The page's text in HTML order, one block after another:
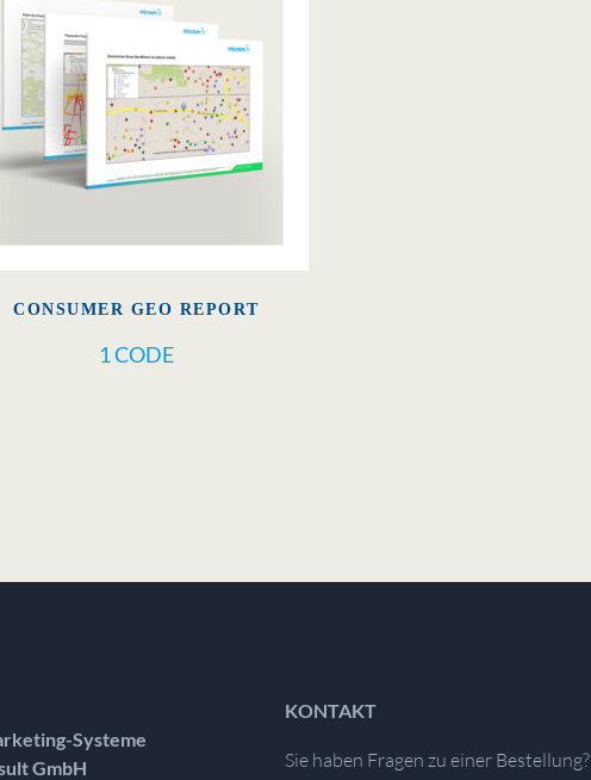
CONSUMER GEO REPORT
1 CODE
Systeme
GmbH
KONTAKT
Sie haben Fragen zu einer Bestellung?